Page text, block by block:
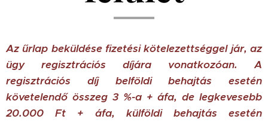
Az űrlap beküldése fizetési kötelezettséggel jár, az
ügy regisztrációs díjára vonatkozóan. A
regisztrációs díj belföldi behajtás esetén
követelendő összeg 3 %-a + áfa, de legkevesebb
20.000 Ft + áfa, külföldibehajtás esetén